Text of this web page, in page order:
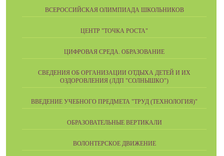
ВСЕРОССИЙСКАЯ ОЛИМПИАДА ШКОЛЬНИКОВ
ЦЕНТР "ТОЧКА РОСТА"
ЦИФРОВАЯ СРЕДА. ОБРАЗОВАНИЕ
СВЕДЕНИЯ ОБ ОРГАНИЗАЦИИ ОТДЫХА ДЕТЕЙ И ИХ
ОЗДОРОВЛЕНИЯ (ЛДП "СОЛНЫШКО")
ВВЕДЕНИЕ УЧЕБНОГО ПРЕДМЕТА "ТРУД (ТЕХНОЛОГИЯ)"
ОБРАЗОВАТЕЛЬНЫЕ ВЕРТИКАЛИ
ВОЛОНТЕРСКОЕ ДВИЖЕНИЕ